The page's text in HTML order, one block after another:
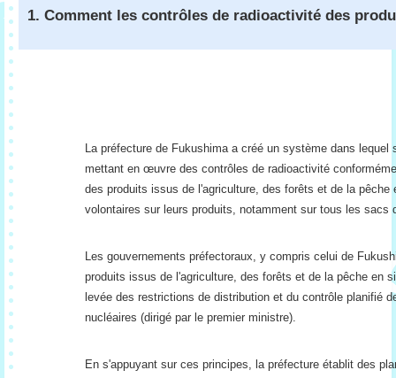
pour une consommation personnelle ?
1. Comment les contrôles de radioactivité des
La préfecture de Fukushima a créé un système dans
mettant en œuvre des contrôles de radioactivité
des produits issus de l'agriculture, des forêts et de la
volontaires sur leurs produits, notamment sur tous les sacs
Les gouvernements préfectoraux, y compris celui de
produits issus de l'agriculture, des forêts et de la pêche en
levée des restrictions de distribution et du contrôle planifié
nucléaires (dirigé par le premier ministre).
En s'appuyant sur ces principes, la préfecture établit des